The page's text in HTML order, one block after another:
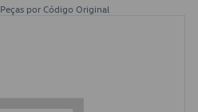
Peças por Código Original